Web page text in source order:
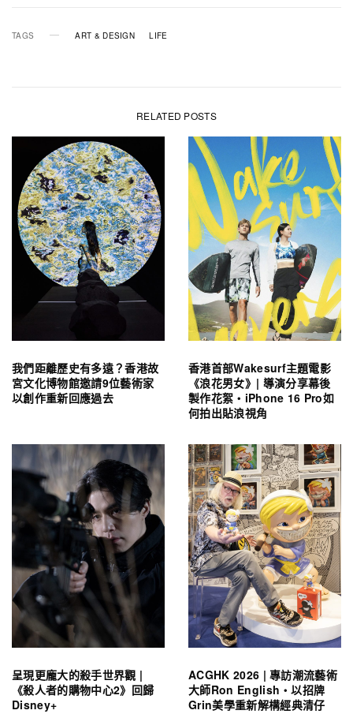
TAGS ART & DESIGN LIFE
RELATED POSTS
我們距離歷史有多遠？香港故
宮文化博物館邀請9位藝術家
以創作重新回應過去
香港首部Wakesurf主題電影
《浪花男女》| 導演分享幕後
製作花絮・iPhone 16 Pro如
何拍出貼浪視角
呈現更龐大的殺手世界觀 |
《殺人者的購物中心2》回歸
Disney+
ACGHK 2026 | 專訪潮流藝術
大師Ron English・以招牌
Grin美學重新解構經典清仔